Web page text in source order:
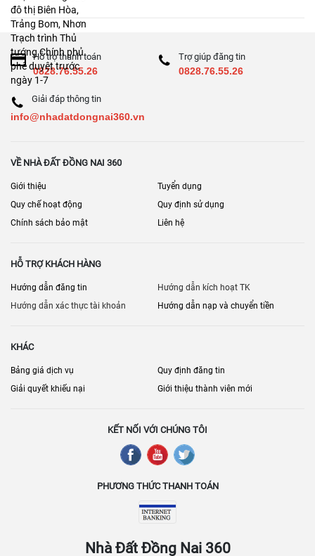
Hỗ trợ thanh toán
0828.76.55.26
Trợ giúp đăng tin
0828.76.55.26
Giải đáp thông tin
info@nhadatdongnai360.vn
VỀ NHÀ ĐẤT ĐỒNG NAI 360
Giới thiệu
Tuyển dụng
Quy chế hoạt động
Quy định sử dụng
Chính sách bảo mật
Liên hệ
HỖ TRỢ KHÁCH HÀNG
Hướng dẫn đăng tin
Hướng dẫn kích hoạt TK
Hướng dẫn xác thực tài khoản
Hướng dẫn nạp và chuyển tiền
KHÁC
Bảng giá dịch vụ
Quy định đăng tin
Giải quyết khiếu nại
Giới thiệu thành viên mới
KẾT NỐI VỚI CHÚNG TÔI
PHƯƠNG THỨC THANH TOÁN
Nhà Đất Đồng Nai 360